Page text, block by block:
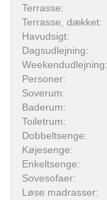
Terrasse:
Terrasse, dækket:
Havudsigt:
Dagsudlejning:
Weekendudlejning:
Personer:
Soverum:
Baderum:
Toiletrum:
Dobbeltsenge:
Køjesenge:
Enkeltsenge:
Sovesofaer:
Løse madrasser: